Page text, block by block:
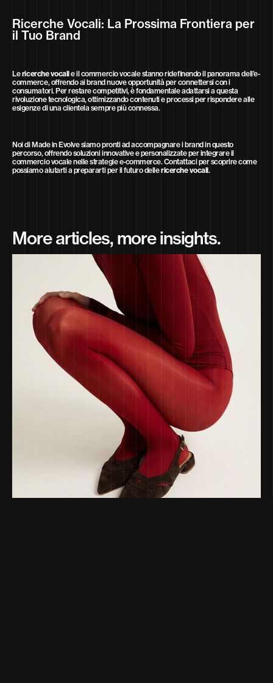
Ricerche Vocali: La Prossima Frontiera per
il Tuo Brand
Lericerche vocalie il commercio vocale stanno ridefinendo il panorama dell’e-
commerce, offrendo ai brand nuove opportunità per connettersi con i
consumatori. Per restare competitivi, è fondamentale adattarsi a questa
rivoluzione tecnologica, ottimizzando contenuti e processi per rispondere alle
esigenze di una clientela sempre più connessa.
Noi di Made in Evolve siamo pronti ad accompagnare i brand in questo
percorso, offrendo soluzioni innovative e personalizzate per integrare il
commercio vocale nelle strategie e-commerce. Contattaci per scoprire come
possiamo aiutarti a prepararti per il futuro dellericerche vocali.
More articles, more insights.